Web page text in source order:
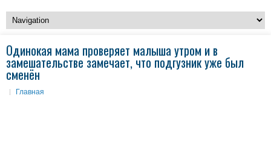
Одинокая мама проверяет малыша утром и в
замешательстве замечает, что подгузник уже был
сменён
Главная